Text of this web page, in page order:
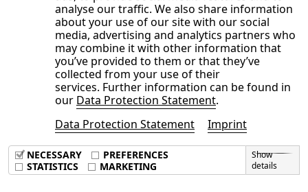
analyse our traffic. We also share information
about your use of our site with our social
media, advertising and analytics partners who
may combine it with other information that
you’ve provided to them or that they’ve
collected from your use of their
services. Further information can be found in
our Data Protection Statement.
Data Protection Statement
Imprint
NECESSARY
PREFERENCES
STATISTICS
MARKETING
Show
details
Imprint
Data Privacy Policy
Terms & Conditions